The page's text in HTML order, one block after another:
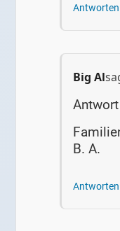
Antworten
Big Al
B. A.
Antworten